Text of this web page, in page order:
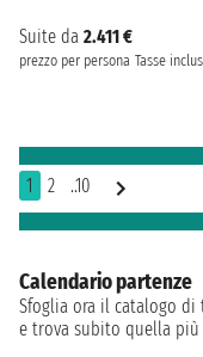
Suite da 2.411 €
prezzo per persona Tasse
1 2 ..10
Calendario partenze
Sfoglia ora il catalogo di
e trova subito quella più